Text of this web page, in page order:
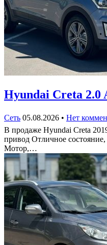
Hyundai Creta 2.0
Сеть 05.08.2026 • Нет
В продаже Hyundai Creta
привод Отличное
Мотор,…